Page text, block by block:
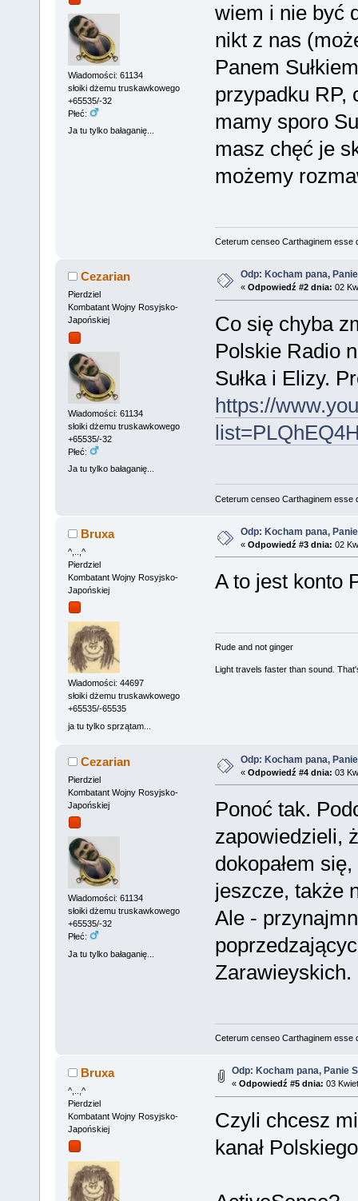
Wiadomości: 61134
słoiki dżemu truskawkowego
+65535/-32
Płeć:
Ja tu tylko bałaganię...
wiem i nie być
nikt z nas
Panem
przypadku RP,
mamy sporo
masz chęć je
możemy
Ceterum censeo Carthaginem esse
Cezarian
Pierdziel
Kombatant Wojny Rosyjsko-
Japońskiej
Wiadomości: 61134
słoiki dżemu truskawkowego
+65535/-32
Płeć:
Ja tu tylko bałaganię...
Odp: Kocham pana, Panie
« Odpowiedź #2 dnia: 02
Co się chyba
Polskie Radio
Sułka i Elizy.
https://
Ceterum censeo Carthaginem esse
Bruxa
^,..,^
Pierdziel
Kombatant Wojny Rosyjsko-
Japońskiej
Wiadomości: 44697
słoiki dżemu truskawkowego
+65535/-65535
ja tu tylko sprzątam...
Odp: Kocham pana, Panie
« Odpowiedź #3 dnia: 02
A to jest konto
Rude and not ginger
Light travels faster than sound.
Cezarian
Pierdziel
Kombatant Wojny Rosyjsko-
Japońskiej
Wiadomości: 61134
słoiki dżemu truskawkowego
+65535/-32
Płeć:
Ja tu tylko bałaganię...
Odp: Kocham pana, Panie
« Odpowiedź #4 dnia: 03
Ponoć tak.
zapowiedzieli,
dokopałem
jeszcze, także
Ale -
Zarawieyskich.
Ceterum censeo Carthaginem esse
Bruxa
^,..,^
Pierdziel
Kombatant Wojny Rosyjsko-
Japońskiej
Odp: Kocham pana, Panie
« Odpowiedź #5 dnia: 03
Czyli chcesz
kanał